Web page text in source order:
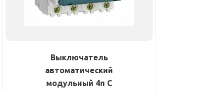
Выключатель
автоматический
модульный 4п C